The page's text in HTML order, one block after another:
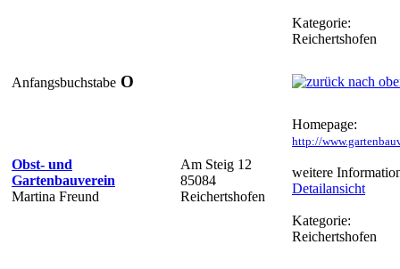
Kategorie:
Reichertshofen
Anfangsbuchstabe O
Obst- und
Gartenbauverein
Martina Freund
Am Steig 12
85084
Reichertshofen
Homepage:
http://
weitere
Detailansicht
Kategorie:
Reichertshofen